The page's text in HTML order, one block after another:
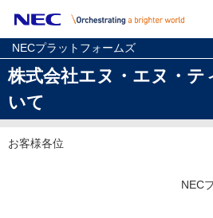
NECプラットフォームズ
株式会社エヌ・エヌ・テ
いて
お客様各位
NEC